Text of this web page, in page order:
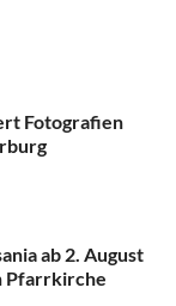
Fotografien
ab 2. August
Pfarrkirche